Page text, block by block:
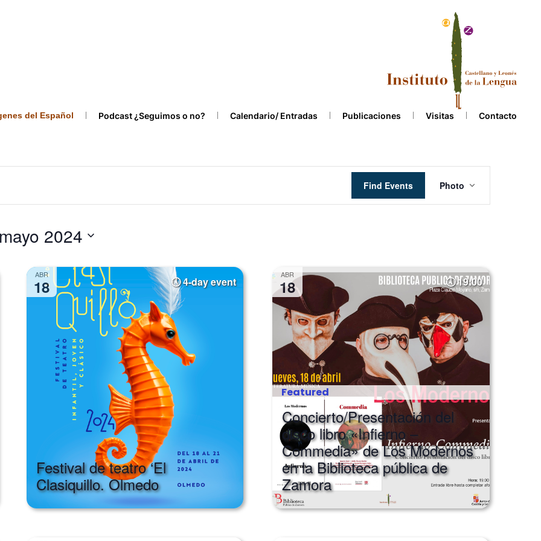
del Español Podcast ¿Seguimos o no? Calendario/ Entradas Publicaciones Visitas Contacto
Find Events
Views
Navigation
Photo
2024
ABR
18 4-day event
Festival de teatro ‘El
Clasiquillo. Olmedo
ABR
18 19:00
Featured
Concierto/Presentación del
disco libro «Infierno –
Commedia» de Los Modernos
en la Biblioteca pública de
Zamora